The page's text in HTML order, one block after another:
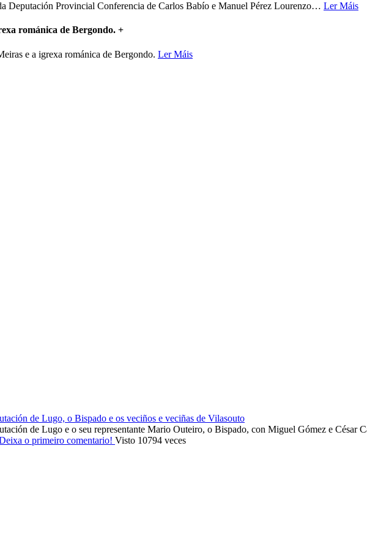
Deputación Provincial Conferencia de Carlos Babío e Manuel Pérez Lourenzo… Ler Máis
románica de Bergondo. +
e a igrexa románica de Bergondo. Ler Máis
de Lugo, o Bispado e os veciños e veciñas de Vilasouto
de Lugo e o seu representante Mario Outeiro, o Bispado, con Miguel Gómez e César
o primeiro comentario! Visto 10794 veces